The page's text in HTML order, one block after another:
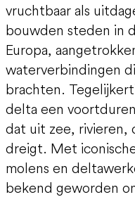
vruchtbaar als
bouwden steden in
Europa,
waterverbindingen
brachten.
delta een
dat uit zee, rivieren,
dreigt. Met
molens en
bekend geworden